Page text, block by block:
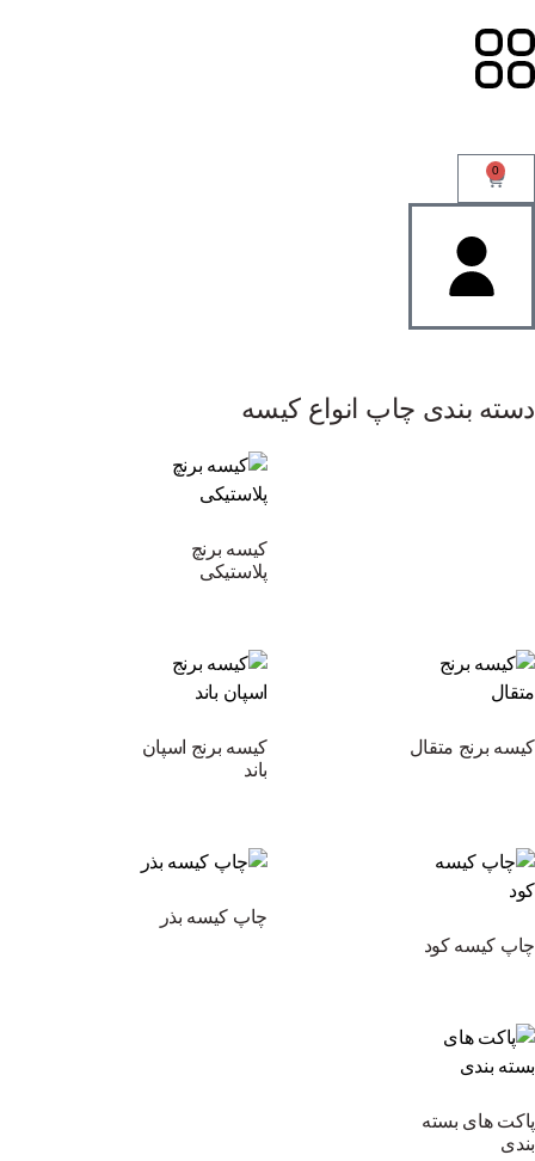
0
دسته بندی چاپ انواع کیسه
کیسه برنچ
پلاستیکی
کیسه برنج متقال
کیسه برنج اسپان
باند
چاپ کیسه کود
چاپ کیسه بذر
پاکت های بسته
بندی